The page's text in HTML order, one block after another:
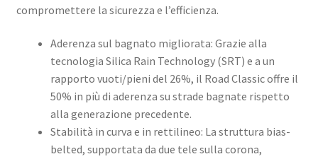
compromettere la sicurezza e l’efficienza.​
Aderenza sul bagnato migliorata: Grazie alla
tecnologia Silica Rain Technology (SRT) e a un
rapporto vuoti/pieni del 26%, il Road Classic offre il
50% in più di aderenza su strade bagnate rispetto
alla generazione precedente.
Stabilità in curva e in rettilineo: La struttura bias-
belted, supportata da due tele sulla corona,